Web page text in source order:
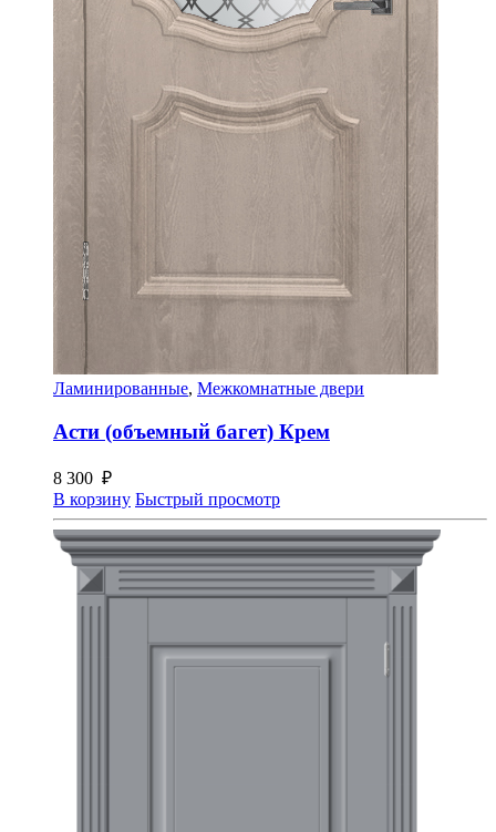
Ламинированные, Межкомнатные двери
Асти (объемный багет) Крем
8 300 ₽
В корзину Быстрый просмотр